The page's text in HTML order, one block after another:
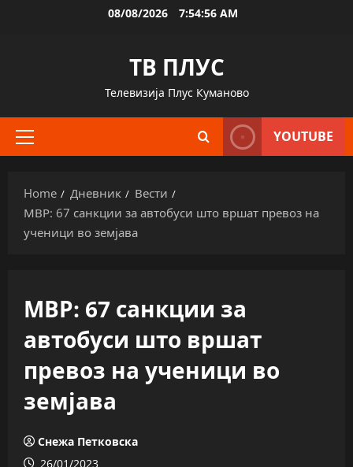
08/08/2026 7:54:56 AM
ТВ ПЛУС
Телевизија Плус Куманово
Primary
YOUTUBE
Home Дневник
Вести
МВР: 67 санкции за автобуси што вршат превоз на
ученици во земјава
МВР: 67 санкции за
автобуси што вршат
превоз на ученици во
земјава
Снежа Петковска
26/01/2023